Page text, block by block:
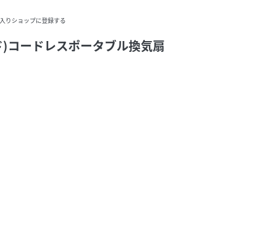
りショップに登録する
ードレスポータブル換気扇